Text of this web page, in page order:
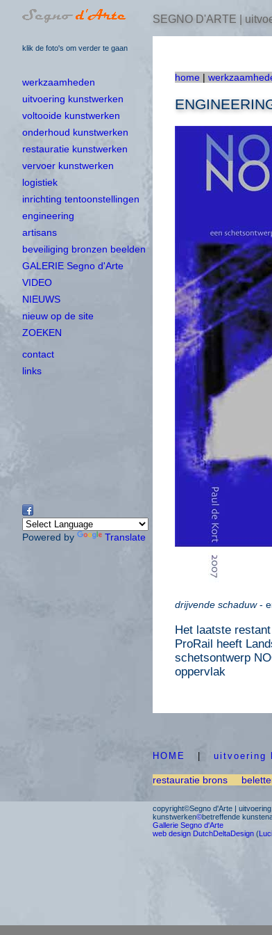
klik de foto's om verder te gaan
SEGNO D'ARTE |
werkzaamheden
uitvoering kunstwerken
voltooide kunstwerken
onderhoud kunstwerken
restauratie kunstwerken
vervoer kunstwerken
logistiek
inrichting tentoonstellingen
engineering
artisans
beveiliging bronzen beelden
GALERIE Segno d'Arte
VIDEO
NIEUWS
nieuw op de site
ZOEKEN
contact
links
Powered by Translate
home |
drijvende schaduw-
Het laatste
ProRail heeft
schetsontwerp
oppervlak
HOME uitvoering
restauratie brons
copyright©Segno d'Arte |
kunstwerken©betreffende
Gallerie Segno d'Arte
web design DutchDeltaDesign (